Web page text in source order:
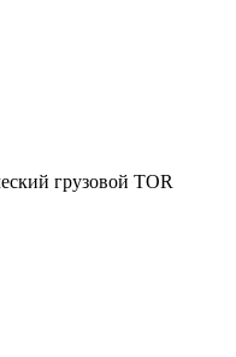
грузовой TOR